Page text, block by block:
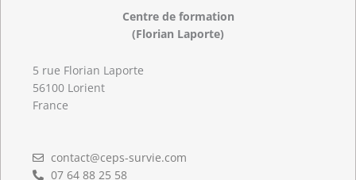
Centre de formation
(Florian Laporte)
5 rue Florian Laporte
56100 Lorient
France
contact@ceps-survie.com
07 64 88 25 58